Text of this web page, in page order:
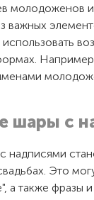
молодоженов
важных
шары с
надписями
Это
а также фразы